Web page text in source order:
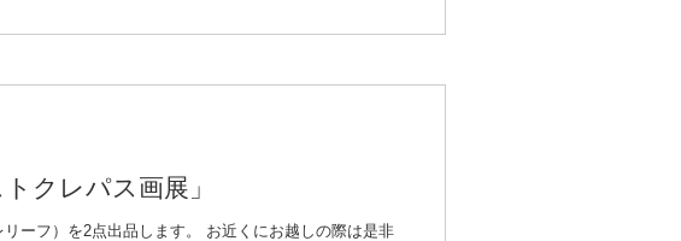
年、日南町出身の佐武林蔵（1886-1968）が創業した
テル）」を開発しました。本年は、その誕生から100年
クレパス画展」
ーフ）を2点出品します。​ お近くにお越しの際は是非